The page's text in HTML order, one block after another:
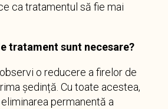
ca tratamentul să fie mai
tratament sunt necesare?
o reducere a firelor de
ședință. Cu toate acestea,
permanentă a